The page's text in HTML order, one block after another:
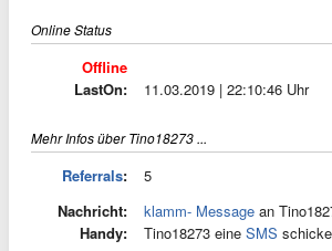
Online Status
Offline
LastOn:
11.03.2019 | 22:10:46 Uhr
Mehr Infos über Tino18273 ...
Referrals:
5
Nachricht:
klamm- Message an
Handy:
Tino18273 eine SMS